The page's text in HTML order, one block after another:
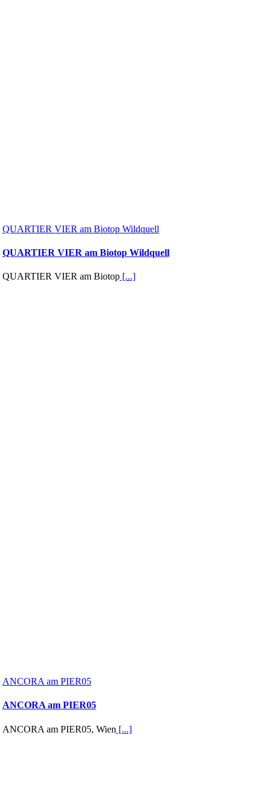
QUARTIER VIER am Biotop Wildquell
QUARTIER VIER am Biotop Wildquell
QUARTIER VIER am Biotop[...]
ANCORA am PIER05
ANCORA am PIER05
ANCORA am PIER05, Wien [...]